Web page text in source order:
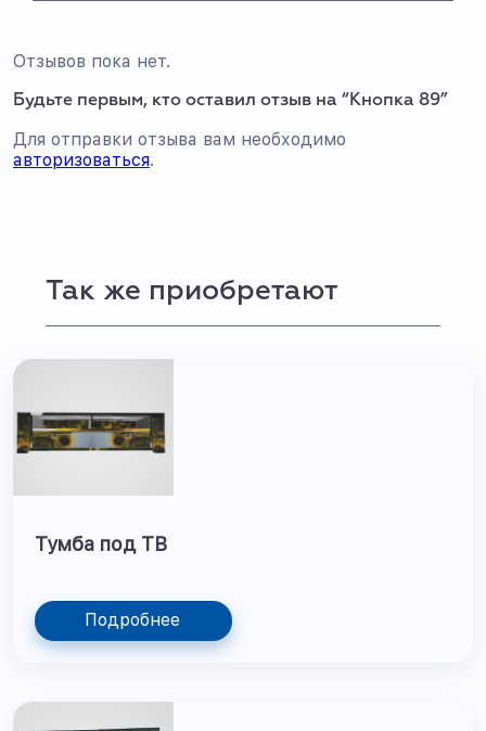
Отзывов пока нет.
Будьте первым, кто оставил отзыв на “Кнопка 89”
Для отправки отзыва вам необходимо
авторизоваться.
Так же приобретают
Тумба под ТВ
Подробнее